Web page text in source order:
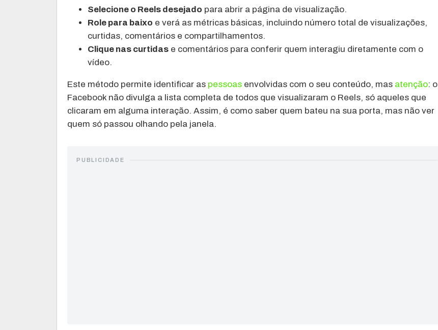
Selecione o Reels desejado para abrir a página de visualização.
Role para baixo e verá as métricas básicas, incluindo número total de visualizações,
curtidas, comentários e compartilhamentos.
Clique nas curtidas e comentários para conferir quem interagiu diretamente com o
vídeo.
Este método permite identificar as pessoas envolvidas com o seu conteúdo, mas atenção: o
Facebook não divulga a lista completa de todos que visualizaram o Reels, só aqueles que
clicaram em alguma interação. Assim, é como saber quem bateu na sua porta, mas não ver
quem só passou olhando pela janela.
PUBLICIDADE